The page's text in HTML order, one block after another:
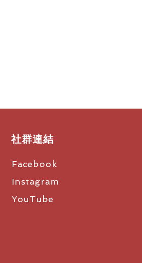
社群連結
Facebook
Instagram
YouTube